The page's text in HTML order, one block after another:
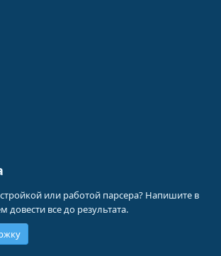
или работой парсера? Напишите в
все до результата.